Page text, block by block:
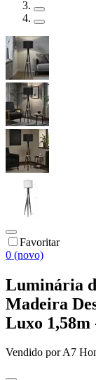
Favoritar
0 (novo)
Luminária
Madeira
Luxo 1,58m
Vendido porA7